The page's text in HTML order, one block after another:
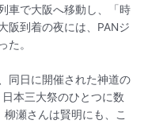
車で大阪へ移動し、「時
阪到着の夜には、PANジ
た。
同日に開催された神道の
本三大祭のひとつに数
瀬さんは賢明にも、こ